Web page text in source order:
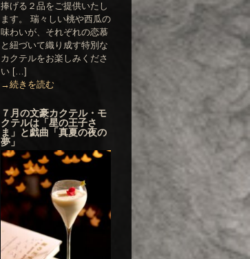
捧げる２品をご提供いたし
ます。 瑞々しい桃や西瓜の
味わいが、それぞれの恋慕
と紐づいて織り成す特別な
カクテルをお楽しみくださ
い […]
→続きを読む
７月の文豪カクテル・モ
クテルは「星の王子さ
ま」と戯曲「真夏の夜の
夢」